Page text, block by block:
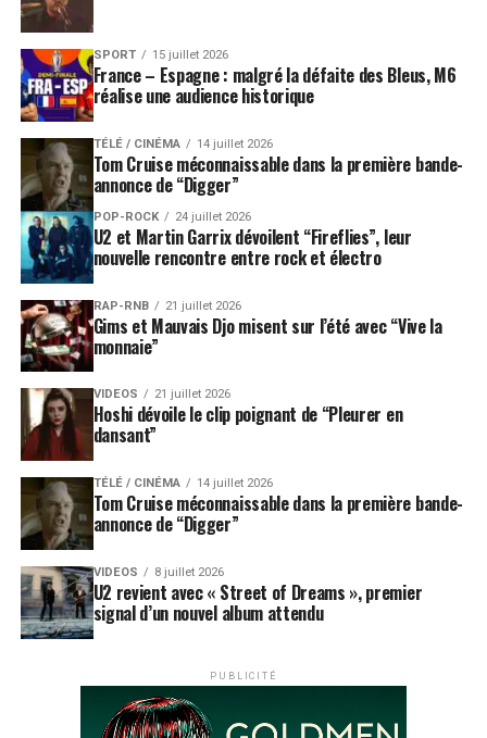
SPORT 15 juillet 2026
France – Espagne : malgré la défaite des Bleus, M6
réalise une audience historique
TÉLÉ / CINÉMA 14 juillet 2026
Tom Cruise méconnaissable dans la première bande-
annonce de “Digger”
POP-ROCK 24 juillet 2026
U2 et Martin Garrix dévoilent “Fireflies”, leur
nouvelle rencontre entre rock et électro
RAP-RNB 21 juillet 2026
Gims et Mauvais Djo misent sur l’été avec “Vive la
monnaie”
VIDEOS 21 juillet 2026
Hoshi dévoile le clip poignant de “Pleurer en
dansant”
TÉLÉ / CINÉMA 14 juillet 2026
Tom Cruise méconnaissable dans la première bande-
annonce de “Digger”
VIDEOS 8 juillet 2026
U2 revient avec « Street of Dreams », premier
signal d’un nouvel album attendu
PUBLICITÉ